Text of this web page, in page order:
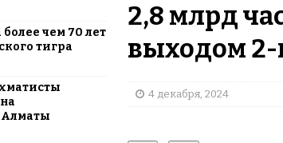
vs Алматы: два города Казахстана. Где жить выгоднее?
Comic Con 2026: столица превратится в центр поп-
2,8 млрд
выходом 2-
4 декабря, 2024
чем 70 лет
тигра
Алматы